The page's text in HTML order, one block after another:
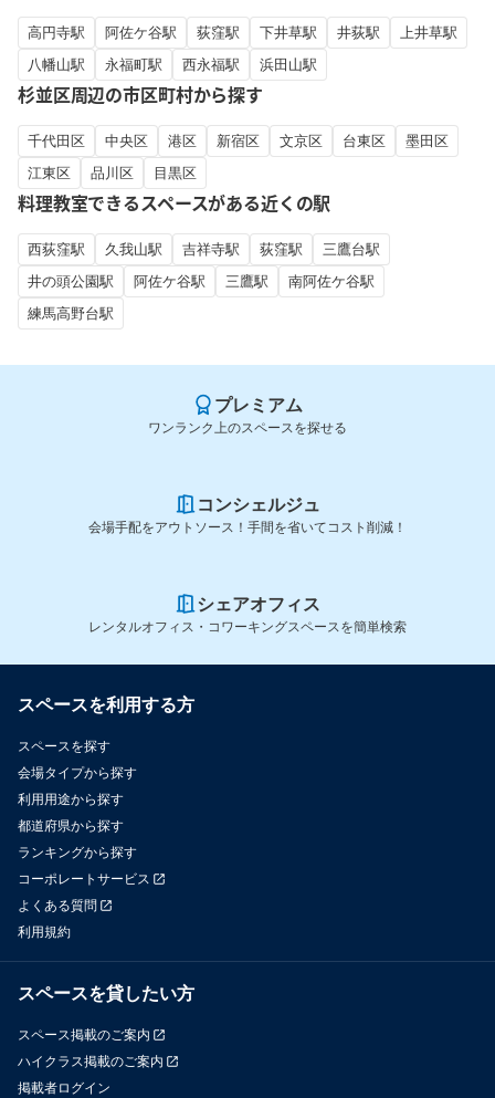
高円寺駅 阿佐ケ谷駅 荻窪駅 下井草駅 井荻駅
上井草駅
八幡山駅
永福町駅 西永福駅 浜田山駅
杉並区周辺の市区町村から探す
千代田区 中央区 港区 新宿区 文京区 台東区
墨田区
江東区
品川区 目黒区
料理教室できるスペースがある近くの駅
西荻窪駅 久我山駅 吉祥寺駅 荻窪駅
三鷹台駅
井の頭公園駅
阿佐ケ谷駅 三鷹駅
南阿佐ケ谷駅
練馬高野台駅
プレミアム
ワンランク上のスペースを探せる
コンシェルジュ
会場手配をアウトソース！手間を省いてコスト削減！
シェアオフィス
レンタルオフィス・コワーキングスペースを簡単検索
スペースを利用する方
スペースを探す
会場タイプから探す
利用用途から探す
都道府県から探す
ランキングから探す
コーポレートサービス
よくある質問
利用規約
スペースを貸したい方
スペース掲載のご案内
ハイクラス掲載のご案内
掲載者ログイン